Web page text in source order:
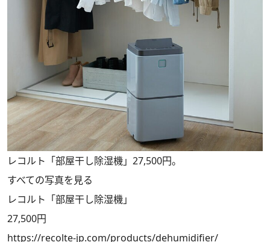
レコルト「部屋干し除湿機」27,500円。
すべての写真を見る
レコルト「部屋干し除湿機」
27,500円
https://recolte-jp.com/products/dehumidifier/